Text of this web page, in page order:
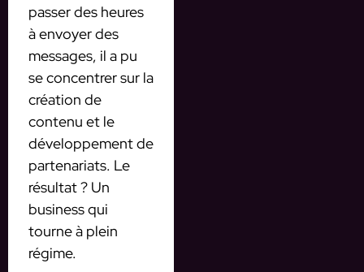
passer des heures
à envoyer des
messages, il a pu
se concentrer sur la
création de
contenu et le
développement de
partenariats. Le
résultat ? Un
business qui
tourne à plein
régime.